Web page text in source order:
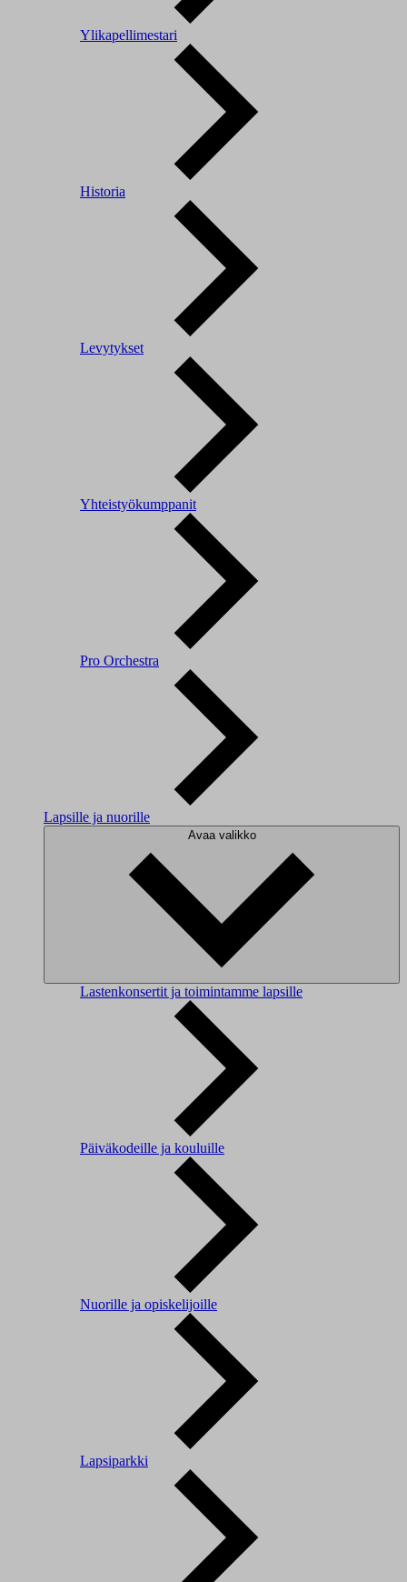
Ylikapellimestari
Historia
Levytykset
Yhteistyökumppanit
Pro Orchestra
Lapsille ja nuorille
Avaa valikko
Lastenkonsertit ja toimintamme lapsille
Päiväkodeille ja kouluille
Nuorille ja opiskelijoille
Lapsiparkki